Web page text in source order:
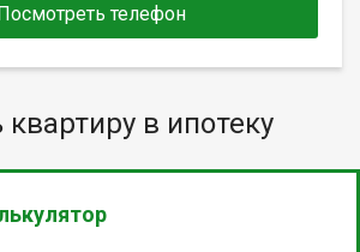
телефон
квартиру в ипотеку